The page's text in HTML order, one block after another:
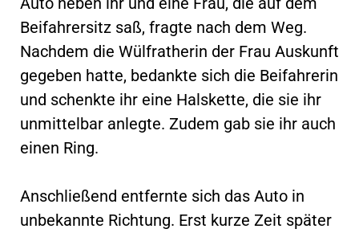
Beifahrersitz saß, fragte nach dem Weg.
Nachdem die Wülfratherin der Frau Auskunft
gegeben hatte, bedankte sich die Beifahrerin
und schenkte ihr eine Halskette, die sie ihr
unmittelbar anlegte. Zudem gab sie ihr auch
einen Ring.
Anschließend entfernte sich das Auto in
unbekannte Richtung. Erst kurze Zeit später